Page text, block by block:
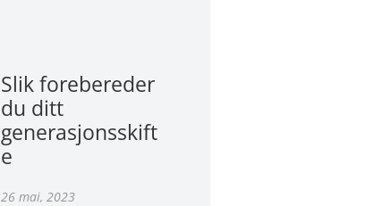
Slik forebereder
du ditt
generasjonsskift
e
26 mai, 2023